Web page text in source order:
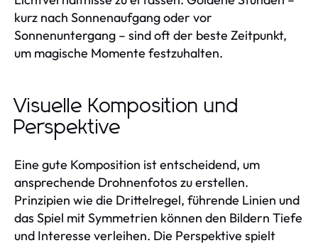
kurz nach Sonnenaufgang oder vor
Sonnenuntergang – sind oft der beste Zeitpunkt,
um magische Momente festzuhalten.
Visuelle Komposition und
Perspektive
Eine gute Komposition ist entscheidend, um
ansprechende Drohnenfotos zu erstellen.
Prinzipien wie die Drittelregel, führende Linien und
das Spiel mit Symmetrien können den Bildern Tiefe
und Interesse verleihen. Die Perspektive spielt